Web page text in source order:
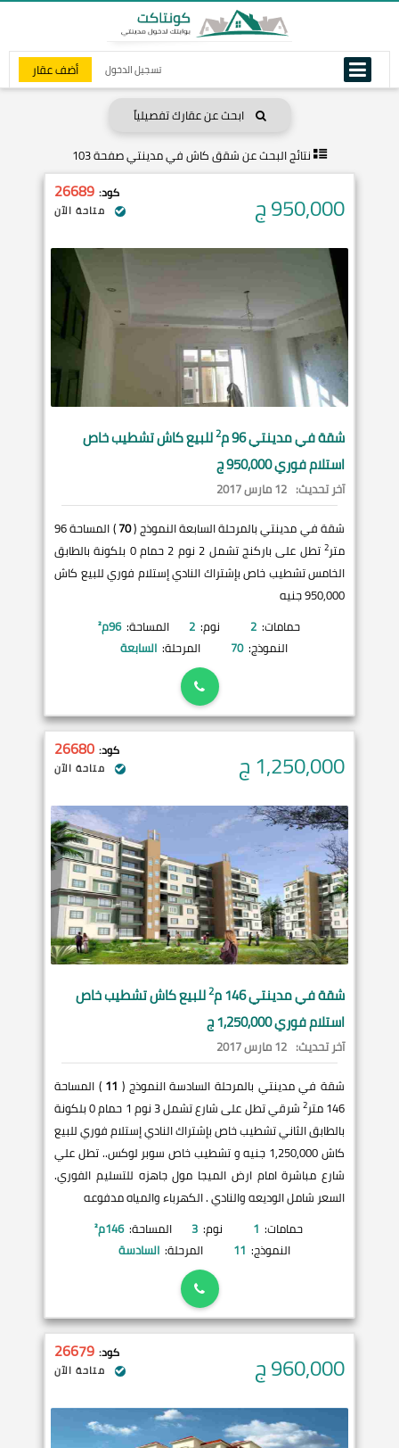
تسجيل الدخول أضف عقار
ابحث عن عقارك تفصيلياً
نتائج البحث عنشقق كاش في مدينتي صفحة 103
950,000ج كود: 26689
متاحة الآن
شقة فيمدينتي96 م 2للبيع كاش تشطيب خاص
استلام فوري 950,000 ج
آخر تحديث: 12 مارس 2017
شقة في مدينتي بالمرحلة السابعة النموذج (70
) المساحة 96
متر2
تطل على باركنج تشمل 2 نوم 2 حمام 0 بلكونة بالطابق
الخامس تشطيب خاص بإشتراك النادي إستلام فوري للبيع كاش
950,000 جنيه
حمامات: 2 نوم: 2 المساحة: 96م²
النموذج: 70 المرحلة: السابعة
1,250,000ج كود: 26680
متاحة الآن
شقة فيمدينتي146 م 2للبيع كاش تشطيب خاص
استلام فوري 1,250,000 ج
آخر تحديث: 12 مارس 2017
شقة في مدينتي بالمرحلة السادسة النموذج ( 11 ) المساحة
146 متر
2
شرقي تطل على شارع تشمل 3 نوم 1 حمام 0 بلكونة
بالطابق الثاني تشطيب خاص بإشتراك النادي إستلام فوري للبيع
كاش 1,250,000 جنيه و تشطيب خاص سوبر لوكس.. تطل علي
شارع مباشرة امام ارض الميجا مول جاهزه للتسليم الفوري.
السعر شامل الوديعه والنادي . الكهرباء والمياه مدفوعه
حمامات: 1 نوم: 3 المساحة: 146م²
النموذج: 11 المرحلة: السادسة
960,000ج كود: 26679
متاحة الآن